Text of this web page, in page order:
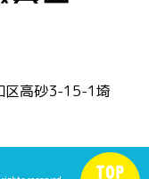
区高砂3-15-1埼